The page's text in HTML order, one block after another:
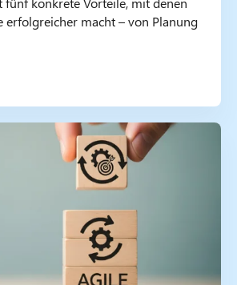
erfolgreicher macht – von Planung